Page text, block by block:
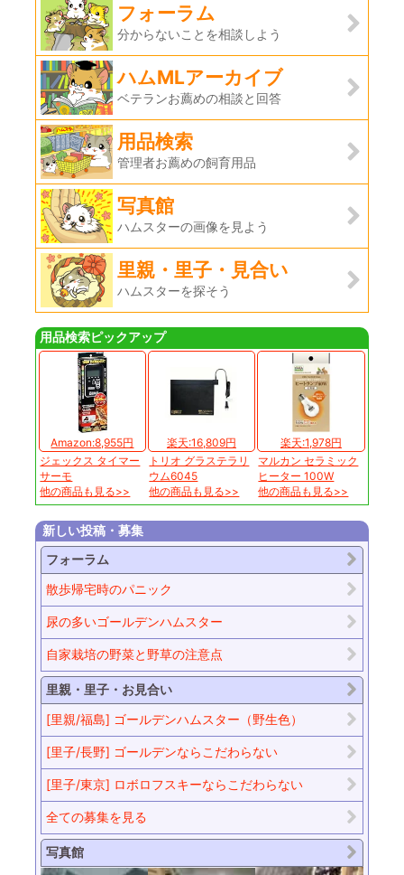
フォーラム
分からないことを相談しよう
ハムMLアーカイブ
ベテランお薦めの相談と回答
用品検索
管理者お薦めの飼育用品
写真館
ハムスターの画像を見よう
里親・里子・見合い
ハムスターを探そう
用品検索ピックアップ
Amazon:8,955円
ジェックス タイマー
サーモ
他の商品も見る>>
楽天:16,809円
トリオ グラステラリ
ウム6045
他の商品も見る>>
楽天:1,978円
マルカン セラミック
ヒーター 100W
他の商品も見る>>
新しい投稿・募集
フォーラム
散歩帰宅時のパニック
尿の多いゴールデンハムスター
自家栽培の野菜と野草の注意点
里親・里子・お見合い
[里親/福島] ゴールデンハムスター（野生色）
[里子/長野] ゴールデンならこだわらない
[里子/東京] ロボロフスキーならこだわらない
全ての募集を見る
写真館